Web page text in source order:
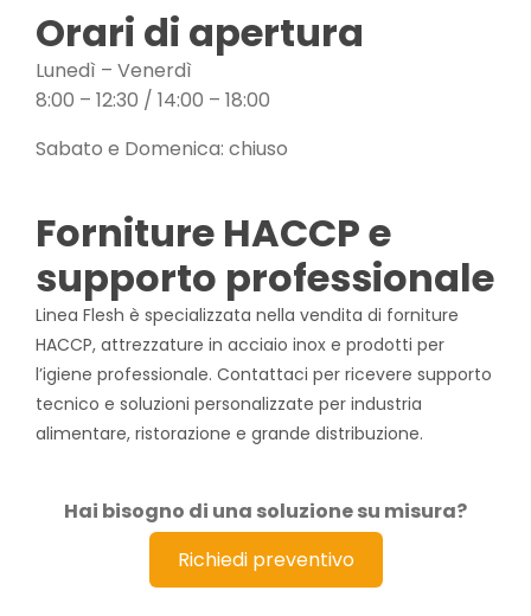
Orari di apertura
Lunedì – Venerdì
8:00 – 12:30 / 14:00 – 18:00
Sabato e Domenica: chiuso
Forniture HACCP e
supporto professionale
Linea Flesh è specializzata nella vendita di forniture
HACCP, attrezzature in acciaio inox e prodotti per
l’igiene professionale. Contattaci per ricevere supporto
tecnico e soluzioni personalizzate per industria
alimentare, ristorazione e grande distribuzione.
Hai bisogno di una soluzione su misura?
Richiedi preventivo